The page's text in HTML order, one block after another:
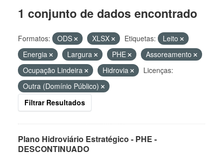
1 conjunto de dados encontrado
Formatos: ODS XLSX Etiquetas:
Leito
Energia
Largura PHE
Assoreamento
Ocupação Lindeira
Hidrovia
Licenças:
Outra (Domínio Público)
Filtrar Resultados
Plano Hidroviário Estratégico - PHE -
DESCONTINUADO